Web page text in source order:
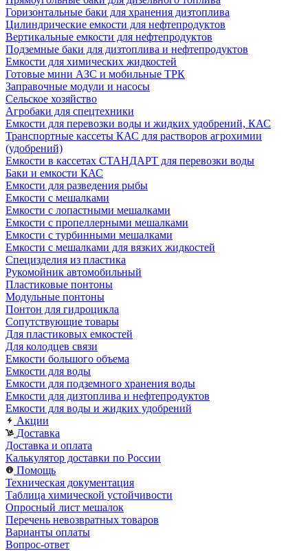
Горизонтальные баки для хранения дизтоплива
Цилиндрические емкости для нефтепродуктов
Вертикальные емкости для нефтепродуктов
Подземные баки для дизтоплива и нефтепродуктов
Емкости для химических жидкостей
Готовые мини АЗС и мобильные ТРК
Заправочные модули и насосы
Сельское хозяйство
Агробаки для спецтехники
Емкости для перевозки воды и жидких удобрений, КАС
Транспортные кассеты КАС для растворов агрохимии
(удобрений)
Емкости в кассетах СТАНДАРТ для перевозки воды
Баки и емкости КАС
Емкости для разведения рыбы
Емкости с мешалками
Емкости с лопастными мешалками
Емкости с пропеллерными мешалками
Емкости с турбинными мешалками
Емкости с мешалками для вязких жидкостей
Специзделия из пластика
Рукомойник автомобильный
Пластиковые понтоны
Модульные понтоны
Понтон для гидроцикла
Сопутствующие товары
Для пластиковых емкостей
Для колодцев связи
Емкости большого объема
Емкости для воды
Емкости для подземного хранения воды
Емкости для дизтоплива и нефтепродуктов
Емкости для воды и жидких удобрений
Акции
Доставка
Доставка и оплата
Калькулятор доставки по России
Помощь
Техническая документация
Таблица химической устойчивости
Опросный лист мешалок
Перечень невозвратных товаров
Варианты оплаты
Вопрос-ответ